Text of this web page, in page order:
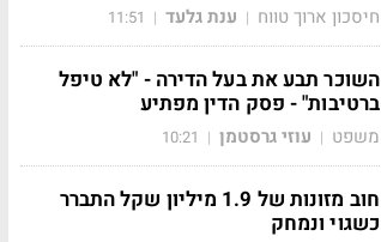
חיסכון ארוך טווח | ענת גלעד |
11:51
השוכר תבע את בעל הדירה - "לא טיפל
ברטיבות" - פסק הדין מפתיע
משפט | עוזי גרסטמן |
10:21
חוב מזונות של 1.9 מיליון שקל התברר
כשגוי ונמחק